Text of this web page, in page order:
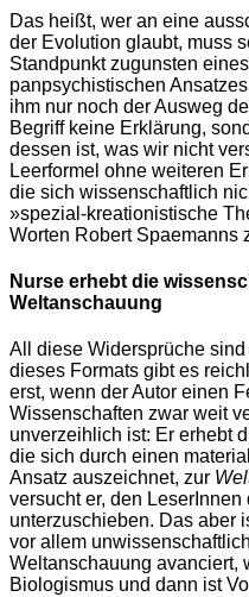
Das heißt, wer an eine
der Evolution glaubt, muss
Standpunkt zugunsten
panpsychistischen
ihm nur noch der Ausweg
Begriff keine Erklärung,
dessen ist, was wir nicht
Leerformel ohne weiteren
die sich wissenschaftlich
»spezial-kreationistische
Worten Robert Spaemanns
Nurse erhebt die
Weltanschauung
All diese Widersprüche
dieses Formats gibt es
erst, wenn der Autor einen
Wissenschaften zwar weit
unverzeihlich ist: Er erhebt
die sich durch einen
Ansatz auszeichnet, zur
versucht er, den
unterzuschieben. Das aber
vor allem
Weltanschauung avanciert,
Biologismus und dann ist